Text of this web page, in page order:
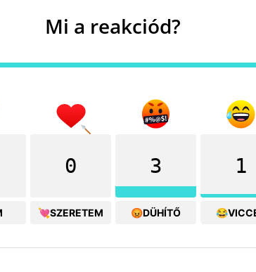
Mi a reakciód?
0
💘SZERETEM
3
😡DÜHÍTŐ
1